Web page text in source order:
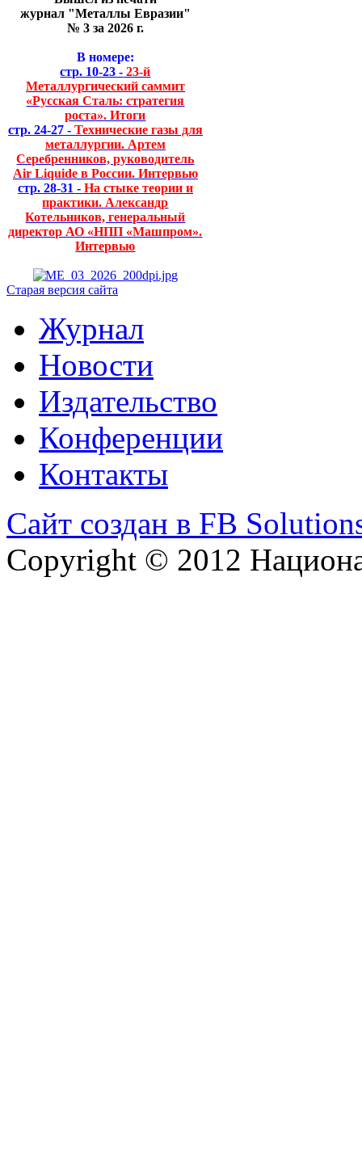
журнал "Металлы Евразии"
№ 3 за 2026 г.
В номере:
стр. 10-23 - 23-й
Металлургический саммит
«Русская Сталь: стратегия
роста». Итоги
стр. 24-27 - Технические газы для
металлургии. Артем
Серебренников, руководитель
Air Liquide в России. Интервью
стр. 28-31 - На стыке теории и
практики. Александр
Котельников, генеральный
директор АО «НПП «Машпром».
Интервью
Старая версия сайта
Журнал
Новости
Издательство
Конференции
Контакты
Сайт создан в FB
Copyright © 2012